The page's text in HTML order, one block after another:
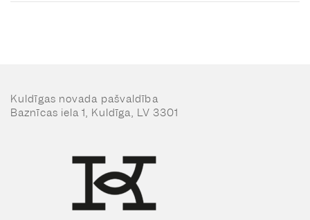
Kuldīgas novada pašvaldība
Baznīcas iela 1, Kuldīga, LV 3301